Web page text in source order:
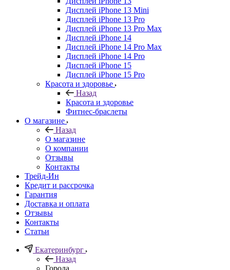
Дисплей iPhone 13 Mini
Дисплей iPhone 13 Pro
Дисплей iPhone 13 Pro Max
Дисплей iPhone 14
Дисплей iPhone 14 Pro Max
Дисплей iPhone 14 Pro
Дисплей iPhone 15
Дисплей iPhone 15 Pro
Красота и здоровье
Назад
Красота и здоровье
Фитнес-браслеты
О магазине
Назад
О магазине
О компании
Отзывы
Контакты
Трейд-Ин
Кредит и рассрочка
Гарантия
Доставка и оплата
Отзывы
Контакты
Статьи
Екатеринбург
Назад
Города